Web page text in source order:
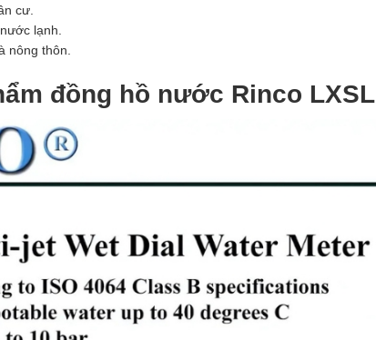
cư.
lạnh.
nông thôn.
đồng hồ nước Rinco LXSL